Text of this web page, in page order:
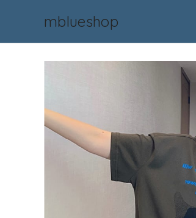
mblueshop